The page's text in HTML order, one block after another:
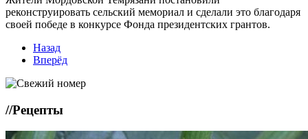
реконструировать сельский мемориал и сделали это благодаря
своей победе в конкурсе Фонда президентских грантов.
Назад
Вперёд
//Рецепты